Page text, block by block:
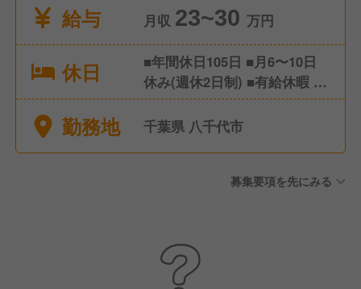
給与
月収 23~30 万円
休日
■年間休日105日 ■月6〜10日
休み(週休2日制) ■有給休暇 ■
慶弔休暇 ■夏季休暇 ■冬季休
暇 ■育休産休
勤務地 千葉県 八千代市
募集要項を先にみる